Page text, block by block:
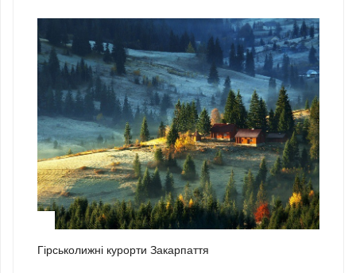
Гірськолижні курорти Закарпаття